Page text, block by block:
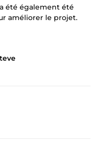
été également été
améliorer le projet.